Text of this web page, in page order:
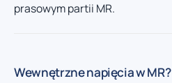
prasowym partii MR.
Wewnętrzne napięcia w MR?